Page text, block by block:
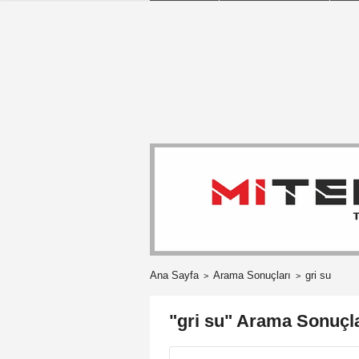
Ana Sayfa Arama Sonuçları gri su
"gri su" Arama